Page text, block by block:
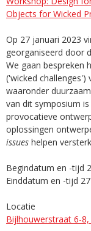
Objects for Wicked
Op 27 januari 2023
georganiseerd door
We gaan bespreken
('wicked challenges')
waaronder
van dit symposium
provocatieve
oplossingen
issues helpen
Begindatum en -tijd
Einddatum en -tijd
Locatie
Bijlhouwerstraat 6-